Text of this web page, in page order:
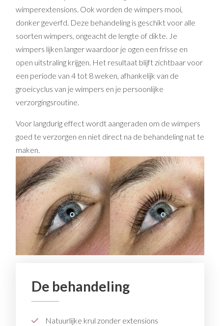
wimperextensions. Ook worden de wimpers mooi,
donker geverfd. Deze behandeling is geschikt voor alle
soorten wimpers, ongeacht de lengte of dikte. Je
wimpers lijken langer waardoor je ogen een frisse en
open uitstraling krijgen. Het resultaat blijft zichtbaar voor
een periode van 4 tot 8 weken, afhankelijk van de
groeicyclus van je wimpers en je persoonlijke
verzorgingsroutine.
Voor langdurig effect wordt aangeraden om de wimpers
goed te verzorgen en niet direct na de behandeling nat te
maken.
De behandeling
Natuurlijke krul zonder extensions